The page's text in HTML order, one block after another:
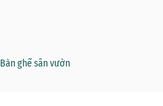
Bàn ghế sân vườn